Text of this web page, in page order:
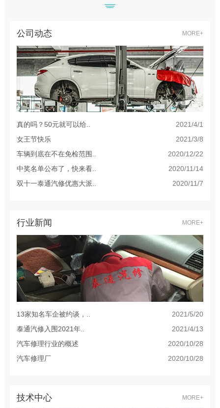
公司动态 MORE+
2021/4/1
真的吗？50元就可以给..
2021/3/8
女王节快乐
2020/12/22
车辆到底在不在免检范围..
2020/11/14
中奖名单公布了，快来看..
2020/11/7
双十一泰通汽修优惠大派..
行业新闻 MORE+
2021/5/20
13家知名车企被约谈，..
2021/4/13
泰通汽修入围2021年..
2020/10/28
汽车修理行业的概述
2020/10/28
汽车修理厂
技术中心 MORE+